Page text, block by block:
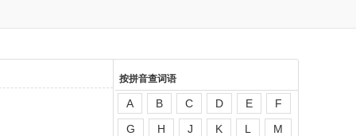
按拼音查词语
A B C D E
F
G
H J K L
M